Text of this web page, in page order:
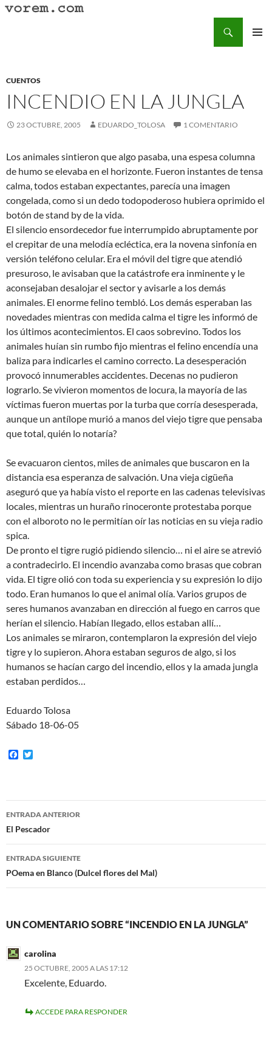
Saltar
CUENTOS
INCENDIO EN LA JUNGLA
23 OCTUBRE, 2005 EDUARDO_TOLOSA 1 COMENTARIO
Los animales sintieron que algo pasaba, una espesa columna
de humo se elevaba en el horizonte. Fueron instantes de tensa
calma, todos estaban expectantes, parecía una imagen
congelada, como si un dedo todopoderoso hubiera oprimido el
botón de stand by de la vida.
El silencio ensordecedor fue interrumpido abruptamente por
el crepitar de una melodía ecléctica, era la novena sinfonía en
versión teléfono celular. Era el móvil del tigre que atendió
presuroso, le avisaban que la catástrofe era inminente y le
aconsejaban desalojar el sector y avisarle a los demás
animales. El enorme felino tembló. Los demás esperaban las
novedades mientras con medida calma el tigre les informó de
los últimos acontecimientos. El caos sobrevino. Todos los
animales huían sin rumbo fijo mientras el felino encendía una
baliza para indicarles el camino correcto. La desesperación
provocó innumerables accidentes. Decenas no pudieron
lograrlo. Se vivieron momentos de locura, la mayoría de las
víctimas fueron muertas por la turba que corría desesperada,
aunque un antílope murió a manos del viejo tigre que pensaba
que total, quién lo notaría?
Se evacuaron cientos, miles de animales que buscaron en la
distancia esa esperanza de salvación. Una vieja cigüeña
aseguró que ya había visto el reporte en las cadenas televisivas
locales, mientras un huraño rinoceronte protestaba porque
con el alboroto no le permitían oír las noticias en su vieja radio
spica.
De pronto el tigre rugió pidiendo silencio… ni el aire se atrevió
a contradecirlo. El incendio avanzaba como brasas que cobran
vida. El tigre olió con toda su experiencia y su expresión lo dijo
todo. Eran humanos lo que el animal olía. Varios grupos de
seres humanos avanzaban en dirección al fuego en carros que
herían el silencio. Habían llegado, ellos estaban allí…
Los animales se miraron, contemplaron la expresión del viejo
tigre y lo supieron. Ahora estaban seguros de algo, si los
humanos se hacían cargo del incendio, ellos y la amada jungla
estaban perdidos…
Eduardo Tolosa
Sábado 18-06-05
F
o
o
e
r
Navegación
de
entradas
ENTRADA ANTERIOR
El Pescador
ENTRADA SIGUIENTE
POema en Blanco (Dulcel flores del Mal)
UN COMENTARIO SOBRE “INCENDIO EN LA JUNGLA”
carolina
25 OCTUBRE, 2005 A LAS 17:12
Excelente, Eduardo.
ACCEDE PARA RESPONDER